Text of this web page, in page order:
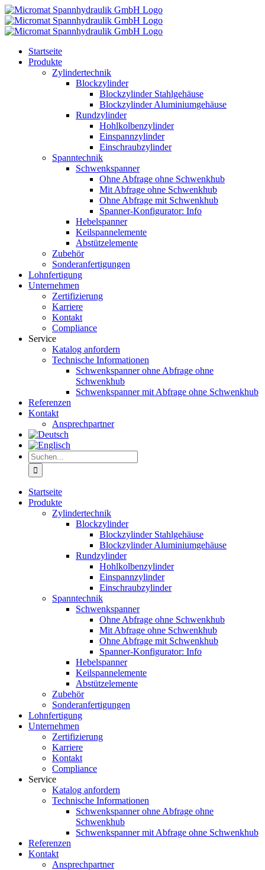
Skip
to
content
Startseite
Produkte
Zylindertechnik
Blockzylinder
Blockzylinder Stahlgehäuse
Blockzylinder Aluminiumgehäuse
Rundzylinder
Hohlkolbenzylinder
Einspannzylinder
Einschraubzylinder
Spanntechnik
Schwenkspanner
Ohne Abfrage ohne Schwenkhub
Mit Abfrage ohne Schwenkhub
Ohne Abfrage mit Schwenkhub
Spanner-Konfigurator: Info
Hebelspanner
Keilspannelemente
Abstützelemente
Zubehör
Sonderanfertigungen
Lohnfertigung
Unternehmen
Zertifizierung
Karriere
Kontakt
Compliance
Service
Katalog anfordern
Technische Informationen
Schwenkspanner ohne Abfrage ohne
Schwenkhub
Schwenkspanner mit Abfrage ohne Schwenkhub
Referenzen
Kontakt
Ansprechpartner
Suche
nach:
Startseite
Produkte
Zylindertechnik
Blockzylinder
Blockzylinder Stahlgehäuse
Blockzylinder Aluminiumgehäuse
Rundzylinder
Hohlkolbenzylinder
Einspannzylinder
Einschraubzylinder
Spanntechnik
Schwenkspanner
Ohne Abfrage ohne Schwenkhub
Mit Abfrage ohne Schwenkhub
Ohne Abfrage mit Schwenkhub
Spanner-Konfigurator: Info
Hebelspanner
Keilspannelemente
Abstützelemente
Zubehör
Sonderanfertigungen
Lohnfertigung
Unternehmen
Zertifizierung
Karriere
Kontakt
Compliance
Service
Katalog anfordern
Technische Informationen
Schwenkspanner ohne Abfrage ohne
Schwenkhub
Schwenkspanner mit Abfrage ohne Schwenkhub
Referenzen
Kontakt
Ansprechpartner